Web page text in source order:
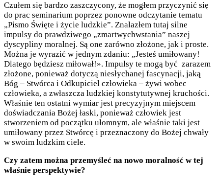
Czułem się bardzo zaszczycony, że mogłem przyczynić się
do prac seminarium poprzez ponowne odczytanie tematu
„Pismo Święte i życie ludzkie”. Znalazłem tutaj silne
impulsy do prawdziwego „zmartwychwstania” naszej
dyscypliny moralnej. Są one zarówno złożone, jak i proste.
Można je wyrazić w jednym zdaniu: „Jesteś umiłowany!
Dlatego będziesz miłował!». Impulsy te mogą być zarazem
złożone, ponieważ dotyczą niesłychanej fascynacji, jaką
Bóg – Stwórca i Odkupiciel człowieka – żywi wobec
człowieka, a zwłaszcza ludzkiej konstytutywnej kruchości.
Właśnie ten ostatni wymiar jest precyzyjnym miejscem
doświadczania Bożej łaski, ponieważ człowiek jest
stworzeniem od początku ułomnym, ale właśnie taki jest
umiłowany przez Stwórcę i przeznaczony do Bożej chwały
w swoim ludzkim ciele.
Czy zatem można przemyśleć na nowo moralność w tej
właśnie perspektywie?